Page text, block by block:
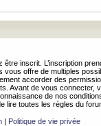
inscrit. L’inscription
vous offre de multiples
accorder des
Avant de vous connecter,
de nos
lire toutes les règles du
| Politique de vie privée